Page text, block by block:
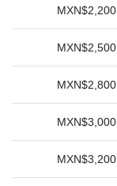
MXN$2,200
MXN$2,500
MXN$2,800
MXN$3,000
MXN$3,200